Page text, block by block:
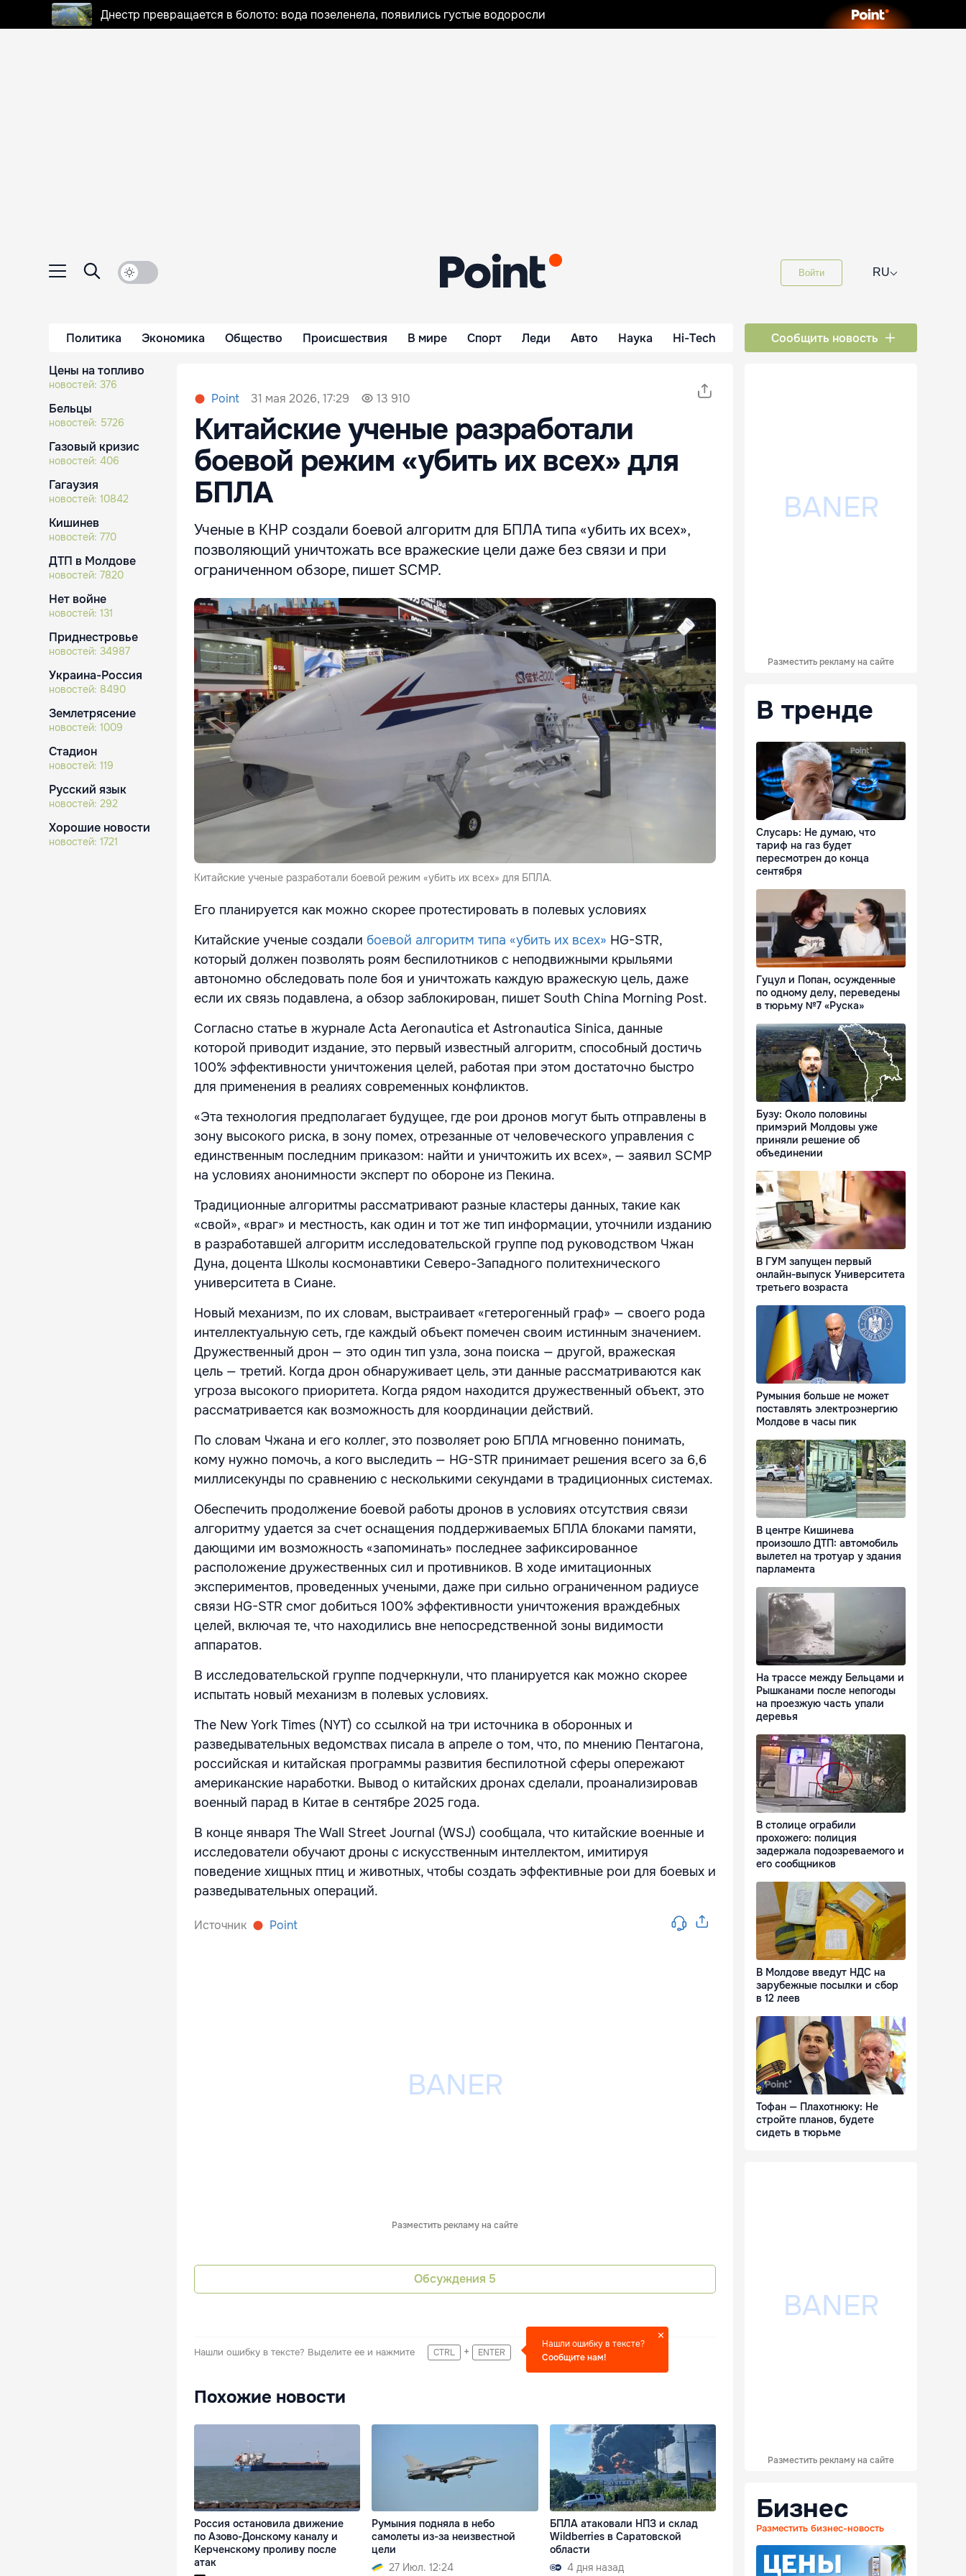
Днестр превращается в болото: вода позеленела, появились густые водоросли
Войти RU⌵
Политика Экономика Общество Происшествия В мире Спорт Леди Авто Наука Hi-Tech Сообщить новость
Цены на топливо
новостей: 376
Бельцы
новостей: 5726
Газовый кризис
новостей: 406
Гагаузия
новостей: 10842
Кишинев
новостей: 770
ДТП в Молдове
новостей: 7820
Нет войне
новостей: 131
Приднестровье
новостей: 34987
Украина-Россия
новостей: 8490
Землетрясение
новостей: 1009
Стадион
новостей: 119
Русский язык
новостей: 292
Хорошие новости
новостей: 1721
Point 31 мая 2026, 17:29 13 910
Китайские ученые разработали
боевой режим «убить их всех» для
БПЛА
Ученые в КНР создали боевой алгоритм для БПЛА типа «убить их всех»,
позволяющий уничтожать все вражеские цели даже без связи и при
ограниченном обзоре, пишет SCMP.
Китайские ученые разработали боевой режим «убить их всех» для БПЛА.
Его планируется как можно скорее протестировать в полевых условиях
Китайские ученые создали боевой алгоритм типа «убить их всех» HG-STR,
который должен позволять роям беспилотников с неподвижными крыльями
автономно обследовать поле боя и уничтожать каждую вражескую цель, даже
если их связь подавлена, а обзор заблокирован, пишет South China Morning Post.
Согласно статье в журнале Acta Aeronautica et Astronautica Sinica, данные
которой приводит издание, это первый известный алгоритм, способный достичь
100% эффективности уничтожения целей, работая при этом достаточно быстро
для применения в реалиях современных конфликтов.
«Эта технология предполагает будущее, где рои дронов могут быть отправлены в
зону высокого риска, в зону помех, отрезанные от человеческого управления с
единственным последним приказом: найти и уничтожить их всех», — заявил SCMP
на условиях анонимности эксперт по обороне из Пекина.
Традиционные алгоритмы рассматривают разные кластеры данных, такие как
«свой», «враг» и местность, как один и тот же тип информации, уточнили изданию
в разработавшей алгоритм исследовательской группе под руководством Чжан
Дуна, доцента Школы космонавтики Северо-Западного политехнического
университета в Сиане.
Новый механизм, по их словам, выстраивает «гетерогенный граф» — своего рода
интеллектуальную сеть, где каждый объект помечен своим истинным значением.
Дружественный дрон — это один тип узла, зона поиска — другой, вражеская
цель — третий. Когда дрон обнаруживает цель, эти данные рассматриваются как
угроза высокого приоритета. Когда рядом находится дружественный объект, это
рассматривается как возможность для координации действий.
По словам Чжана и его коллег, это позволяет рою БПЛА мгновенно понимать,
кому нужно помочь, а кого выследить — HG-STR принимает решения всего за 6,6
миллисекунды по сравнению с несколькими секундами в традиционных системах.
Обеспечить продолжение боевой работы дронов в условиях отсутствия связи
алгоритму удается за счет оснащения поддерживаемых БПЛА блоками памяти,
дающими им возможность «запоминать» последнее зафиксированное
расположение дружественных сил и противников. В ходе имитационных
экспериментов, проведенных учеными, даже при сильно ограниченном радиусе
связи HG-STR смог добиться 100% эффективности уничтожения враждебных
целей, включая те, что находились вне непосредственной зоны видимости
аппаратов.
В исследовательской группе подчеркнули, что планируется как можно скорее
испытать новый механизм в полевых условиях.
The New York Times (NYT) со ссылкой на три источника в оборонных и
разведывательных ведомствах писала в апреле о том, что, по мнению Пентагона,
российская и китайская программы развития беспилотной сферы опережают
американские наработки. Вывод о китайских дронах сделали, проанализировав
военный парад в Китае в сентябре 2025 года.
В конце января The Wall Street Journal (WSJ) сообщала, что китайские военные и
исследователи обучают дроны с искусственным интеллектом, имитируя
поведение хищных птиц и животных, чтобы создать эффективные рои для боевых и
разведывательных операций.
Источник Point
Разместить рекламу на сайте
Обсуждения 5
Нашли ошибку в тексте? Выделите ее и нажмите CTRL + ENTER
Нашли ошибку в тексте?
Сообщите нам!
Похожие новости
Россия остановила движение
по Азово-Донскому каналу и
Керченскому проливу после
атак
Румыния подняла в небо
самолеты из-за неизвестной
цели
27 Июл. 12:24
БПЛА атаковали НПЗ и склад
Wildberries в Саратовской
области
4 дня назад
Разместить рекламу на сайте
В тренде
Слусарь: Не думаю, что
тариф на газ будет
пересмотрен до конца
сентября
Гуцул и Попан, осужденные
по одному делу, переведены
в тюрьму №7 «Руска»
Бузу: Около половины
примэрий Молдовы уже
приняли решение об
объединении
В ГУМ запущен первый
онлайн-выпуск Университета
третьего возраста
Румыния больше не может
поставлять электроэнергию
Молдове в часы пик
В центре Кишинева
произошло ДТП: автомобиль
вылетел на тротуар у здания
парламента
На трассе между Бельцами и
Рышканами после непогоды
на проезжую часть упали
деревья
В столице ограбили
прохожего: полиция
задержала подозреваемого и
его сообщников
В Молдове введут НДС на
зарубежные посылки и сбор
в 12 леев
Тофан — Плахотнюку: Не
стройте планов, будете
сидеть в тюрьме
Разместить рекламу на сайте
Бизнес
Разместить бизнес-новость